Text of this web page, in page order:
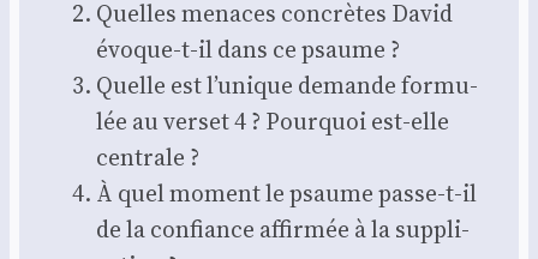
Quelles menaces concrètes David
évoque-t-il dans ce psaume ?
Quelle est l’unique demande for­mu­
lée au ver­set 4 ? Pour­quoi est-elle
cen­trale ?
À quel moment le psaume passe-t-il
de la confiance affir­mée à la sup­pli­